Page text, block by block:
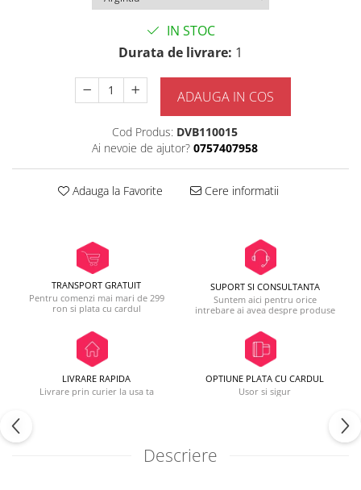
IN STOC
Durata de livrare: 1
ADAUGA IN COS
Cod Produs: DVB110015
Ai nevoie de ajutor? 0757407958
Adauga la Favorite Cere informatii
TRANSPORT GRATUIT
Pentru comenzi mai mari de 299
ron si plata cu cardul
SUPORT SI CONSULTANTA
Suntem aici pentru orice
intrebare ai avea despre produse
LIVRARE RAPIDA
Livrare prin curier la usa ta
OPTIUNE PLATA CU CARDUL
Usor si sigur
Descriere